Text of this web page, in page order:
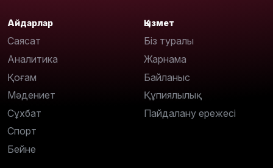
Айдарлар
Саясат
Аналитика
Қоғам
Мәдениет
Сұхбат
Спорт
Бейне
Қызмет
Біз туралы
Жарнама
Байланыс
Құпиялылық
Пайдалану ережесі